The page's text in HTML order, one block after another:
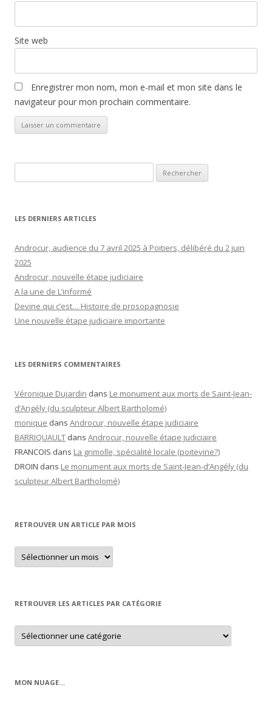
Site web
Enregistrer mon nom, mon e-mail et mon site dans le
navigateur pour mon prochain commentaire.
LES DERNIERS ARTICLES
Androcur, audience du 7 avril 2025 à Poitiers, délibéré du 2 juin
2025
Androcur, nouvelle étape judiciaire
A la une de L’informé
Devine qui c’est… Histoire de prosopagnosie
Une nouvelle étape judiciaire importante
LES DERNIERS COMMENTAIRES
Véronique Dujardin dans Le monument aux morts de Saint-Jean-
d’Angély (du sculpteur Albert Bartholomé)
monique dans Androcur, nouvelle étape judiciaire
BARRIQUAULT dans Androcur, nouvelle étape judiciaire
FRANCOIS dans La grimolle, spécialité locale (poitevine?)
DROIN dans Le monument aux morts de Saint-Jean-d’Angély (du
sculpteur Albert Bartholomé)
RETROUVER UN ARTICLE PAR MOIS
Retrouver
un
article
RETROUVER LES ARTICLES PAR CATÉGORIE
Retrouver
les
articles
MON NUAGE…